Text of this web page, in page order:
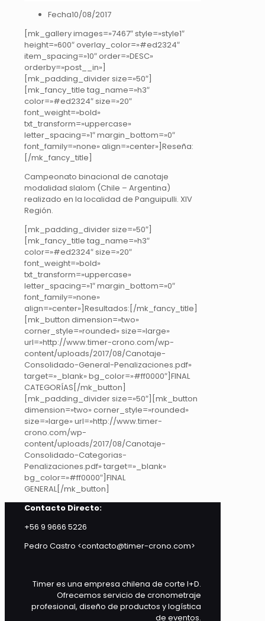
Fecha10/08/2017
[mk_gallery images=»7467″ style=»style1″
height=»600″ overlay_color=»#ed2324″
item_spacing=»10″ order=»DESC»
orderby=»post__in»]
[mk_padding_divider size=»50″]
[mk_fancy_title tag_name=»h3″
color=»#ed2324″ size=»20″
font_weight=»bold»
txt_transform=»uppercase»
letter_spacing=»1″ margin_bottom=»0″
font_family=»none» align=»center»]Reseña:
[/mk_fancy_title]
Campeonato binacional de canotaje
modalidad slalom (Chile – Argentina)
realizado en la localidad de Panguipulli. XIV
Región.
[mk_padding_divider size=»50″]
[mk_fancy_title tag_name=»h3″
color=»#ed2324″ size=»20″
font_weight=»bold»
txt_transform=»uppercase»
letter_spacing=»1″ margin_bottom=»0″
font_family=»none»
align=»center»]Resultados:[/mk_fancy_title]
[mk_button dimension=»two»
corner_style=»rounded» size=»large»
url=»http://www.timer-crono.com/wp-
content/uploads/2017/08/Canotaje-
Consolidado-General-Penalizaciones.pdf»
target=»_blank» bg_color=»#ff0000″]FINAL
CATEGORÍAS[/mk_button]
[mk_padding_divider size=»50″][mk_button
dimension=»two» corner_style=»rounded»
size=»large» url=»http://www.timer-
crono.com/wp-
content/uploads/2017/08/Canotaje-
Consolidado-Categorias-
Penalizaciones.pdf» target=»_blank»
bg_color=»#ff0000″]FINAL
GENERAL[/mk_button]
Contacto Directo:
+56 9 9666 5226
Pedro Castro <contacto@timer-crono.com>
Timer es una empresa chilena de corte I+D.
Ofrecemos servicio de cronometraje
profesional, diseño de productos y logística
de eventos.